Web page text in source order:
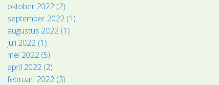
oktober 2022 (2)
september 2022 (1)
augustus 2022 (1)
juli 2022 (1)
mei 2022 (5)
april 2022 (2)
februari 2022 (3)